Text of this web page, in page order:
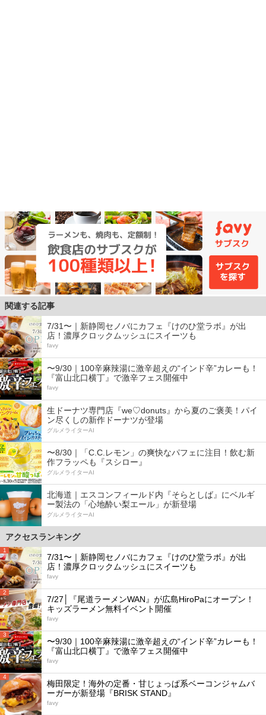
関連する記事
7/31〜｜新静岡セノバにカフェ『けのひ堂ラボ』が出
店！濃厚クロックムッシュにスイーツも
favy
〜9/30｜100辛麻辣湯に激辛超えの“インド辛”カレーも！
『富山北口横丁』で激辛フェス開催中
favy
生ドーナツ専門店『we♡donuts』から夏のご褒美！パイ
ン尽くしの新作ドーナツが登場
グルメライターAI
〜8/30｜「C.C.レモン」の爽快なパフェに注目！飲む新
作フラッペも『スシロー』
グルメライターAI
北海道｜エスコンフィールド内『そらとしば』にベルギ
ー製法の「心地酔い梨エール」が新登場
グルメライターAI
アクセスランキング
1
7/31〜｜新静岡セノバにカフェ『けのひ堂ラボ』が出
店！濃厚クロックムッシュにスイーツも
favy
2
7/27│『尾道ラーメンWAN』が広島HiroPaにオープン！
キッズラーメン無料イベント開催
favy
3
〜9/30｜100辛麻辣湯に激辛超えの“インド辛”カレーも！
『富山北口横丁』で激辛フェス開催中
favy
4
梅田限定！海外の定番・甘じょっぱ系ベーコンジャムバ
ーガーが新登場『BRISK STAND』
favy